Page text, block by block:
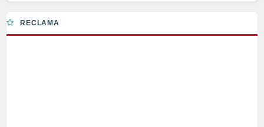
RECLAMA